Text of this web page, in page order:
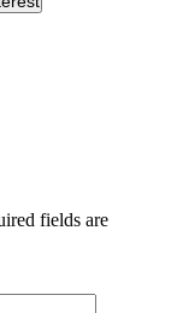
fields are